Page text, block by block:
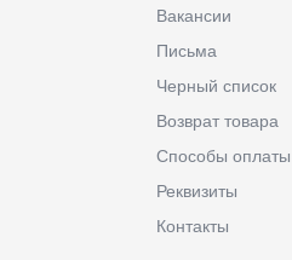
Вакансии
Письма
Черный список
Возврат товара
Способы оплаты
Реквизиты
Контакты